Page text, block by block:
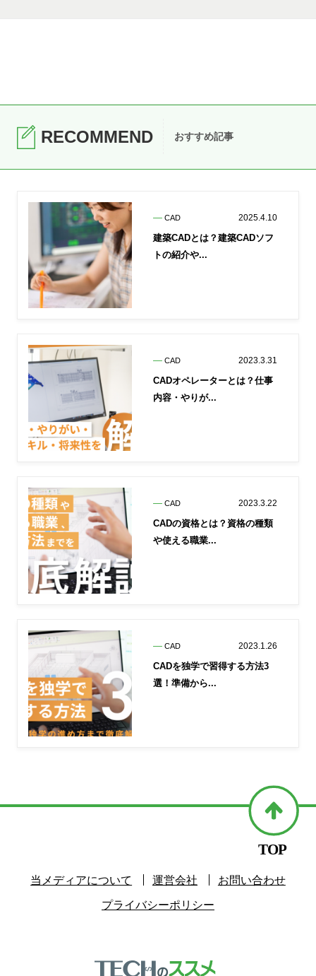
RECOMMEND おすすめ記事
CAD 2025.4.10
建築CADとは？建築CADソフ
トの紹介や...
CAD 2023.3.31
CADオペレーターとは？仕事
内容・やりが...
CAD 2023.3.22
CADの資格とは？資格の種類
や使える職業...
CAD 2023.1.26
CADを独学で習得する方法3
選！準備から...
当メディアについて 運営会社
お問い合わせ
プライバシーポリシー